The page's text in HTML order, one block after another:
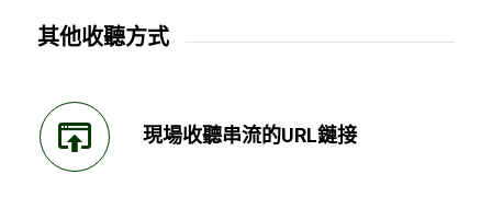
其他收聽方式
現場收聽串流的URL鏈接